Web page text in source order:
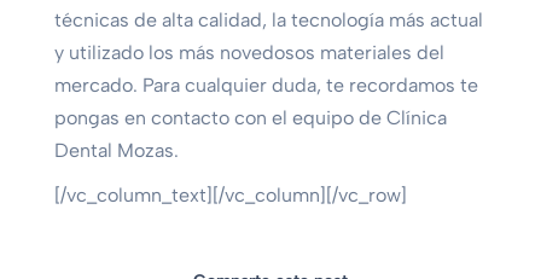
técnicas de alta calidad, la tecnología más actual
y utilizado los más novedosos materiales del
mercado. Para cualquier duda, te recordamos te
pongas en contacto con el equipo de Clínica
Dental Mozas.
[/vc_column_text][/vc_column][/vc_row]